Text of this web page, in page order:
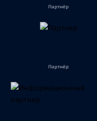
Партнёр
Партнёр